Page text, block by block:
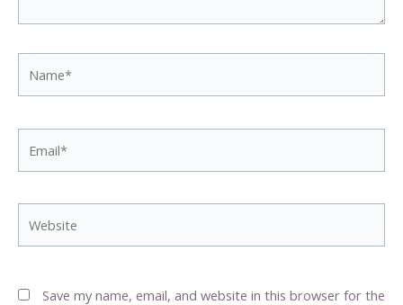
Save my name, email, and website in this browser for the